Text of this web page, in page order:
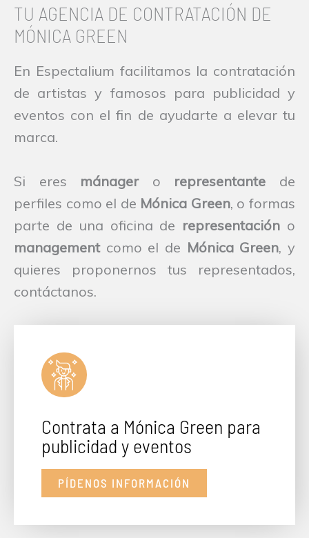
TU AGENCIA DE CONTRATACIÓN DE
MÓNICA GREEN
En Espectalium facilitamos la contratación
de artistas y famosos para publicidad y
eventos con el fin de ayudarte a elevar tu
marca.
Si eres mánagero representante de
perfiles como el de Mónica Green, o formas
parte de una oficina de representación o
managementcomo el de Mónica Green, y
quieres proponernos tus representados,
contáctanos.
Contrata a Mónica Green para
publicidad y eventos
PÍDENOS INFORMACIÓN